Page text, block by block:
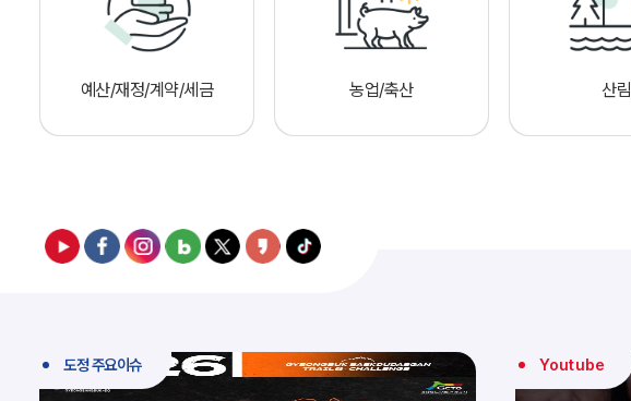
예산/재정/계약/세금 농업/축산 산림
도정 주요이슈 Youtube